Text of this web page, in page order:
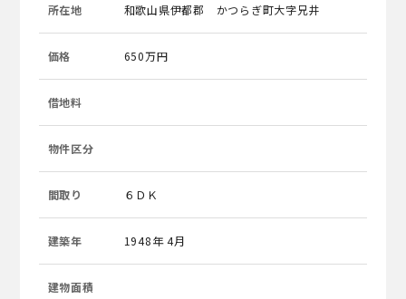
所在地 和歌山県伊都郡 かつらぎ町大字兄井
価格 650万円
借地料
物件区分
間取り ６ＤＫ
建築年 1948年 4月
建物面積